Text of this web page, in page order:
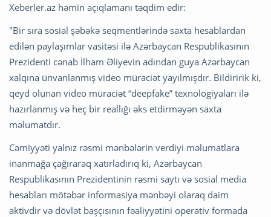
Xeberler.az həmin açıqlamanı təqdim edir:
"Bir sıra sosial şəbəkə seqmentlərində saxta hesablardan
edilən paylaşımlar vasitəsi ilə Azərbaycan Respublikasının
Prezidenti cənab İlham Əliyevin adından guya Azərbaycan
xalqına ünvanlanmış video müraciət yayılmışdır. Bildiririk ki,
qeyd olunan video müraciət “deepfake” texnologiyaları ilə
hazırlanmış və heç bir reallığı əks etdirməyən saxta
məlumatdır.
Cəmiyyəti yalnız rəsmi mənbələrin verdiyi məlumatlara
inanmağa çağıraraq xatırladırıq ki, Azərbaycan
Respublikasının Prezidentinin rəsmi saytı və sosial media
hesabları mötəbər informasiya mənbəyi olaraq daim
aktivdir və dövlət başçısının fəaliyyətini operativ formada